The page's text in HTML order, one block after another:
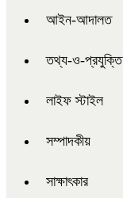
আইন-আদালত
তথ্য-ও-প্রযুক্তি
লাইফ স্টাইল
সম্পাদকীয়
সাক্ষাৎকার